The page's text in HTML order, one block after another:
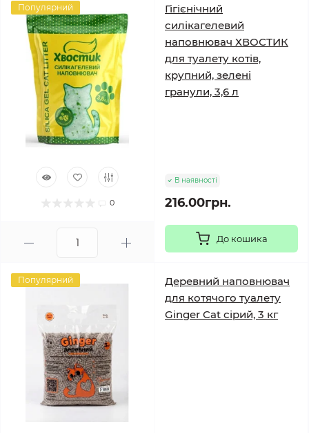
Популярний
0
Гігієнічний
силікагелевий
наповнювач ХВОСТИК
для туалету котів,
крупний, зелені
гранули, 3,6 л
В наявності
216.00грн.
До кошика
Популярний
Деревний наповнювач
для котячого туалету
Ginger Cat сірий, 3 кг